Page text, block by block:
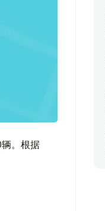
。根据